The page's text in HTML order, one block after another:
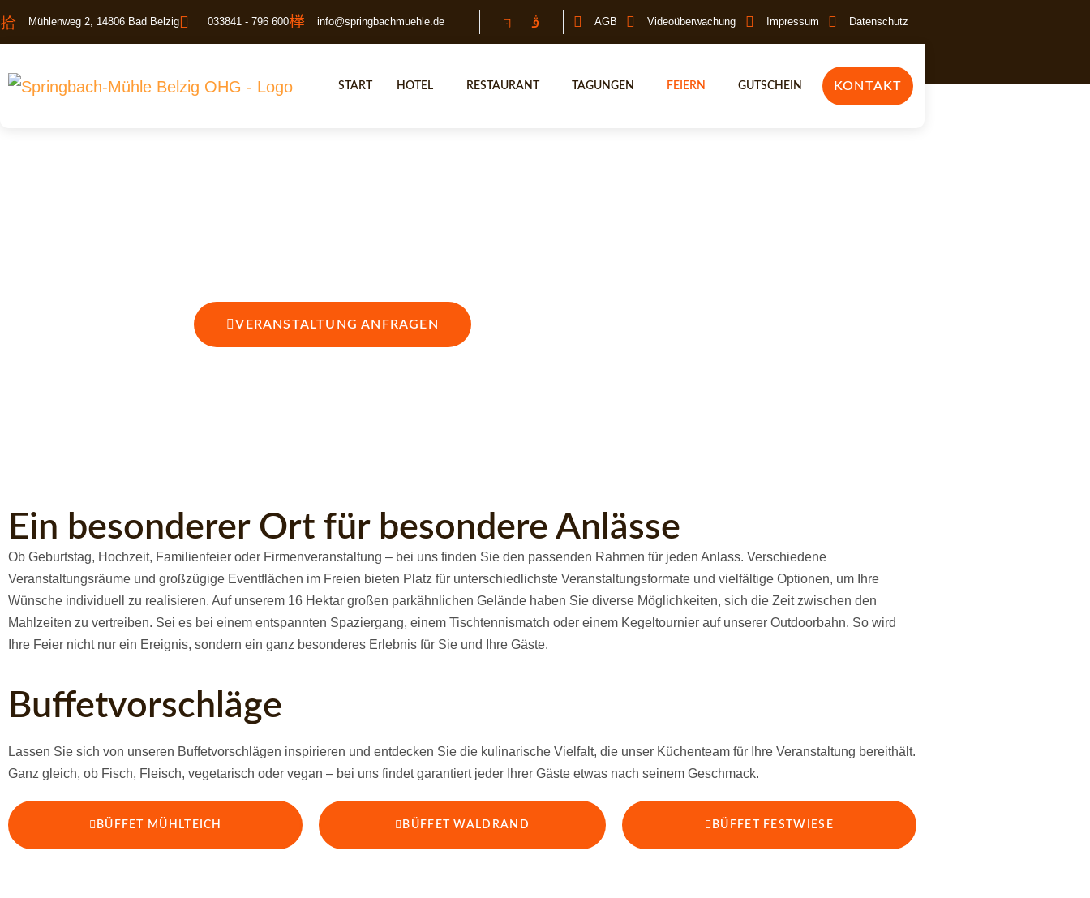
Mühlenweg 2, 14806 Bad Belzig 033841 - 796 600 info@springbachmuehle.de AGB Videoüberwachung Impressum Datenschutz
START HOTEL RESTAURANT TAGUNGEN FEIERN GUTSCHEIN KONTAKT
VERANSTALTUNG ANFRAGEN
Ein besonderer Ort für besondere Anlässe
Ob Geburtstag, Hochzeit, Familienfeier oder Firmenveranstaltung – bei uns finden Sie den passenden Rahmen für jeden Anlass. Verschiedene
Veranstaltungsräume und großzügige Eventflächen im Freien bieten Platz für unterschiedlichste Veranstaltungsformate und vielfältige Optionen, um Ihre
Wünsche individuell zu realisieren. Auf unserem 16 Hektar großen parkähnlichen Gelände haben Sie diverse Möglichkeiten, sich die Zeit zwischen den
Mahlzeiten zu vertreiben. Sei es bei einem entspannten Spaziergang, einem Tischtennismatch oder einem Kegeltournier auf unserer Outdoorbahn. So wird
Ihre Feier nicht nur ein Ereignis, sondern ein ganz besonderes Erlebnis für Sie und Ihre Gäste.
Buffetvorschläge
Lassen Sie sich von unseren Buffetvorschlägen inspirieren und entdecken Sie die kulinarische Vielfalt, die unser Küchenteam für Ihre Veranstaltung bereithält.
Ganz gleich, ob Fisch, Fleisch, vegetarisch oder vegan – bei uns findet garantiert jeder Ihrer Gäste etwas nach seinem Geschmack.
BÜFFET MÜHLTEICH BÜFFET WALDRAND BÜFFET FESTWIESE